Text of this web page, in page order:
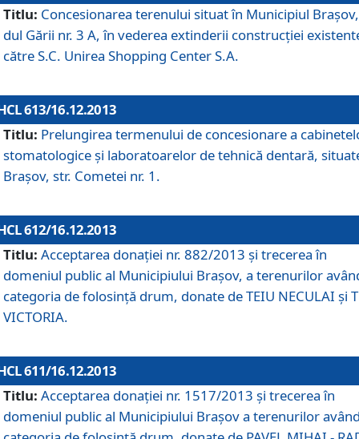
Titlu: Concesionarea terenului situat în Municipiul
dul Gării nr. 3 A, în vederea extinderii construcţiei
către S.C. Unirea Shopping Center S.A.
613/16.12.2013
Titlu: Prelungirea termenului de concesionare a
stomatologice şi laboratoarelor de tehnică dentară,
Braşov, str. Cometei nr. 1.
612/16.12.2013
Titlu: Acceptarea donaţiei nr. 882/2013 şi trecerea în
domeniul public al Municipiului Braşov, a terenurilor
categoria de folosinţă drum, donate de TEIU NECULAI şi
VICTORIA.
611/16.12.2013
Titlu: Acceptarea donaţiei nr. 1517/2013 şi trecerea în
domeniul public al Municipiului Braşov a terenurilor